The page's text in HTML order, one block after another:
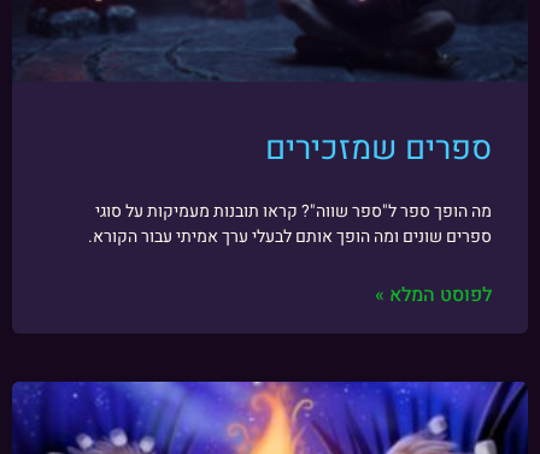
ספרים שמזכירים
מה הופך ספר ל"ספר שווה"? קראו תובנות מעמיקות על סוגי
ספרים שונים ומה הופך אותם לבעלי ערך אמיתי עבור הקורא.
לפוסט המלא »